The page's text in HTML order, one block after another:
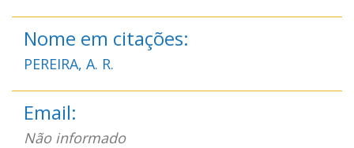
Nome em citações:
PEREIRA, A. R.
Email:
Não informado